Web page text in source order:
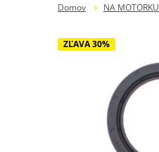
Domov NA MOTORKU
ZĽAVA 30%